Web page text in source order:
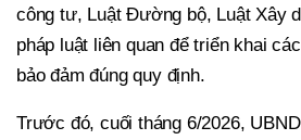
công tư, Luật Đường bộ, Luật Xây
pháp luật liên quan để triển khai
bảo đảm đúng quy định.
Trước đó, cuối tháng 6/2026,